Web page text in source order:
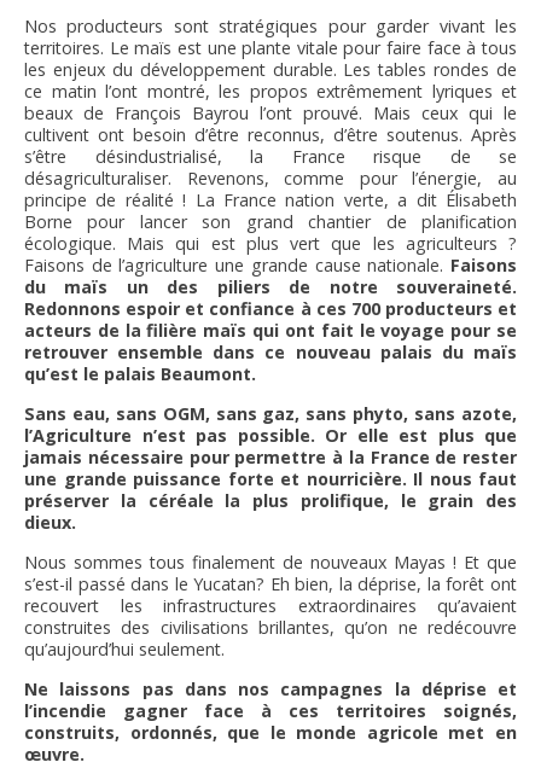
Nos producteurs sont stratégiques pour garder vivant les
territoires. Le maïs est une plante vitale pour faire face à tous
les enjeux du développement durable. Les tables rondes de
ce matin l’ont montré, les propos extrêmement lyriques et
beaux de François Bayrou l’ont prouvé. Mais ceux qui le
cultivent ont besoin d’être reconnus, d’être soutenus. Après
s’être désindustrialisé, la France risque de se
désagriculturaliser. Revenons, comme pour l’énergie, au
principe de réalité ! La France nation verte, a dit Élisabeth
Borne pour lancer son grand chantier de planification
écologique. Mais qui est plus vert que les agriculteurs ?
Faisons de l’agriculture une grande cause nationale. Faisons
du maïs un des piliers de notre souveraineté.
Redonnons espoir et confiance à ces 700 producteurs et
acteurs de la filière maïs qui ont fait le voyage pour se
retrouver ensemble dans ce nouveau palais du maïs
qu’est le palais Beaumont.
Sans eau, sans OGM, sans gaz, sans phyto, sans azote,
l’Agriculture n’est pas possible. Or elle est plus que
jamais nécessaire pour permettre à la France de rester
une grande puissance forte et nourricière. Il nous faut
préserver la céréale la plus prolifique, le grain des
dieux.
Nous sommes tous finalement de nouveaux Mayas ! Et que
s’est-il passé dans le Yucatan? Eh bien, la déprise, la forêt ont
recouvert les infrastructures extraordinaires qu’avaient
construites des civilisations brillantes, qu’on ne redécouvre
qu’aujourd’hui seulement.
Ne laissons pas dans nos campagnes la déprise et
l’incendie gagner face à ces territoires soignés,
construits, ordonnés, que le monde agricole met en
œuvre.